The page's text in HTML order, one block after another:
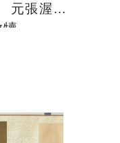
張渥秋
犢